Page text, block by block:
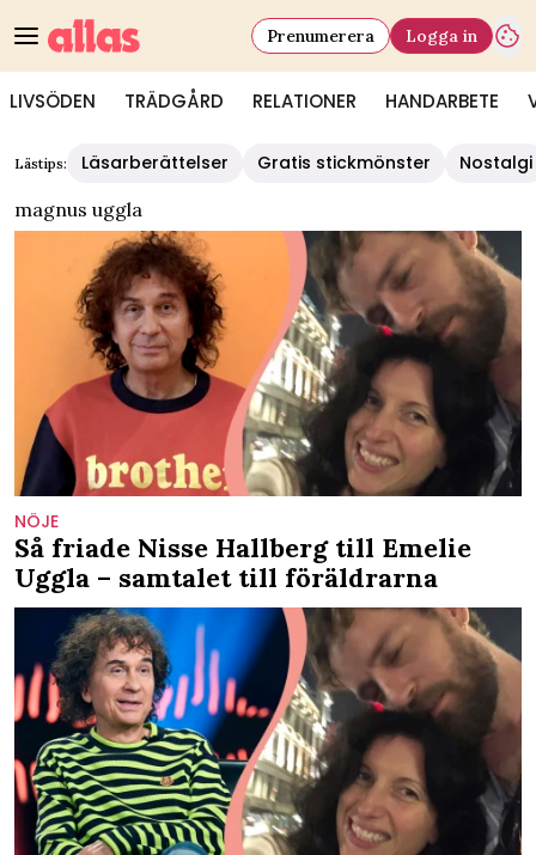
LIVSÖDEN TRÄDGÅRD RELATIONER HANDARBETE
Prenumerera Logga in
Lästips: Läsarberättelser Gratis stickmönster
Nostalgi
magnus uggla
NÖJE
Så friade Nisse Hallberg till Emelie
Uggla – samtalet till föräldrarna